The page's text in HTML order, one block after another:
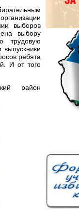
выборов
выбору
трудовую
выпускники
ребята
И от того
район